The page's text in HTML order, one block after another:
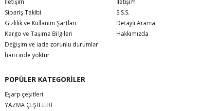
İletişim
Sipariş Takibi
Gizlilik ve Kullanım Şartları
Kargo ve Taşıma Bilgileri
Değişim ve iade zorunlu durumlar
haricinde yoktur
İletişim
S.S.S.
Detaylı Arama
Hakkımızda
POPÜLER KATEGORİLER
Eşarp çeşitleri
YAZMA ÇEŞİTLERİ